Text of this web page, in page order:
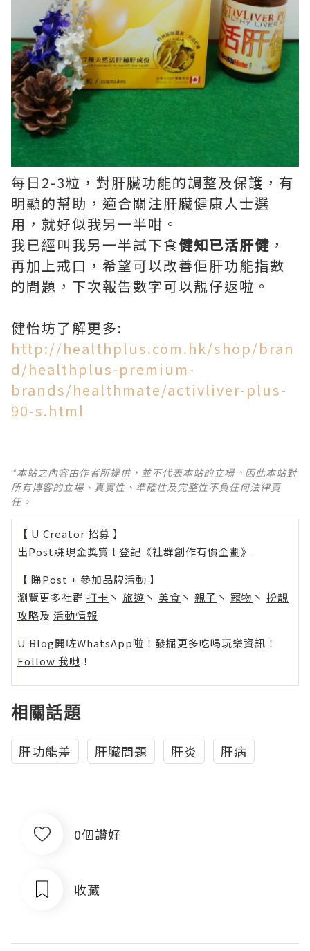
每日2-3粒，對肝臟功能的調整及保護，有
明顯的幫助，適合關注肝臟健康人士選
用，就好似我另一半咁。
我已經叫我另一半試下食健知已活肝健 ，
再加上戒口，希望可以改善佢肝功能指數
的問題，下次報告數字可以靚仔返啦。
健怡坊了解更多:
http://healthplus.com.hk/shop/bran
d/healthplus-premium-
brands/healthmate/activliver-plus-
90-s.html
*本站之內容由作者所提供，並不代表本站的立場。因此本站對
所有博客的立場、真實性、準確性及完整性不負任何法律責
任。
【 U Creator 招募 】
出Post賺現金獎賞 l 登記《社群創作有價企劃》
【 睇Post + 參加品牌活動 】
瀏覽更多社群 打卡 丶 旅遊 丶 美食 丶 親子 丶 寵物 丶 扮靚
攻略及 活動情報
U Blog開咗WhatsApp啦！發掘更多吃喝玩樂資訊！
Follow 我哋 ！
相關話題
肝功能差 肝臟問題 肝炎 肝病
0個讚好
收藏